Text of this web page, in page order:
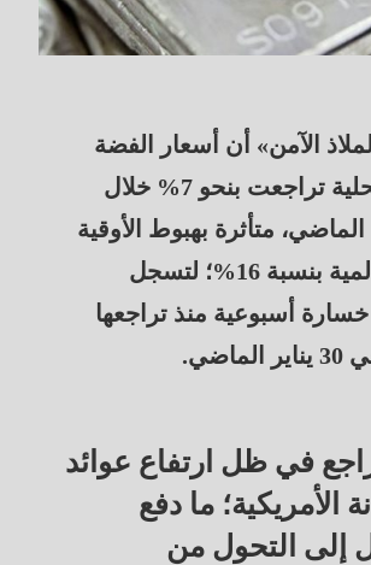
الآمن» أن أسعار الفضة
في الأسواق المحلية تراجعت بنحو 7% خلال
متأثرة بهبوط الأوقية
في البورصة العالمية بنسبة 16%؛ لتسجل
خسارة أسبوعية منذ تراجعها
في ظل ارتفاع عوائد
الأمريكية؛ ما دفع
إلى التحول من